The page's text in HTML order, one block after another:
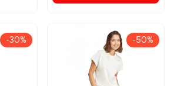
-30% -50%